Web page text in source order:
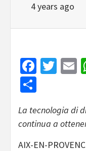
4 years ago
La tecnologia di
continua a
AIX-EN-